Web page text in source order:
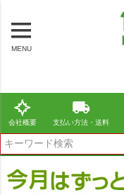
MENU
会社概要 支払い方法・送料